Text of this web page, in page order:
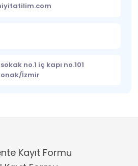
no.1 iç kapı no.101
İzmir
Kayıt Formu